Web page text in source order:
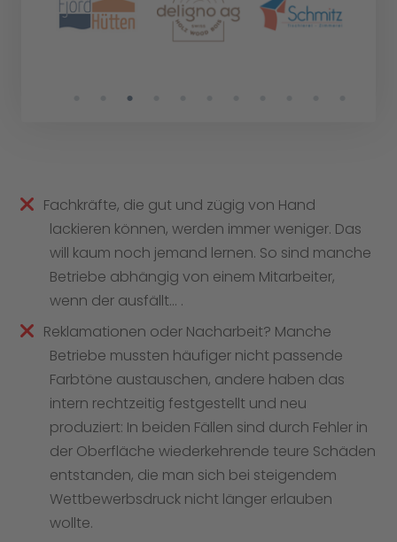
Fachkräfte, die gut und zügig von Hand
lackieren können, werden immer weniger. Das
will kaum noch jemand lernen. So sind manche
Betriebe abhängig von einem Mitarbeiter,
wenn der ausfällt… .
Reklamationen oder Nacharbeit? Manche
Betriebe mussten häufiger nicht passende
Farbtöne austauschen, andere haben das
intern rechtzeitig festgestellt und neu
produziert: In beiden Fällen sind durch Fehler in
der Oberfläche wiederkehrende teure Schäden
entstanden, die man sich bei steigendem
Wettbewerbsdruck nicht länger erlauben
wollte.